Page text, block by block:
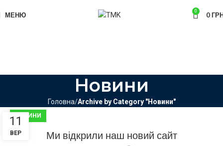
МЕНЮ 0 0
Новини
Головна Archive by Category "Новини"
11
ВЕР
НОВИНИ
Ми відкрили наш новий сайт